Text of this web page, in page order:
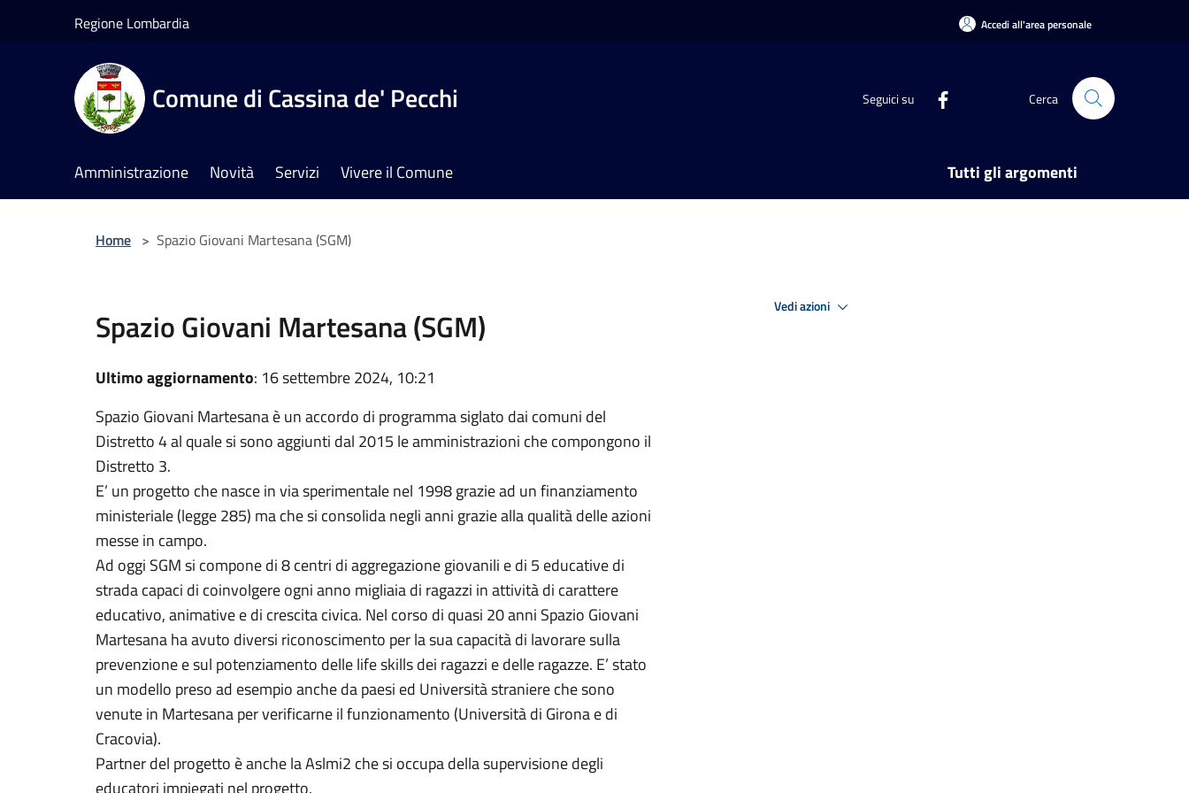
Regione Lombardia Accedi all'area personale
Comune di Cassina de' Pecchi Seguici su Cerca
Amministrazione Novità Servizi Vivere il Comune Tutti gli argomenti
Home > Spazio Giovani Martesana (SGM)
Spazio Giovani Martesana (SGM)
Ultimo aggiornamento: 16 settembre 2024, 10:21
Spazio Giovani Martesana è un accordo di programma siglato dai comuni del
Distretto 4 al quale si sono aggiunti dal 2015 le amministrazioni che compongono il
Distretto 3.
E’ un progetto che nasce in via sperimentale nel 1998 grazie ad un finanziamento
ministeriale (legge 285) ma che si consolida negli anni grazie alla qualità delle azioni
messe in campo.
Ad oggi SGM si compone di 8 centri di aggregazione giovanili e di 5 educative di
strada capaci di coinvolgere ogni anno migliaia di ragazzi in attività di carattere
educativo, animative e di crescita civica. Nel corso di quasi 20 anni Spazio Giovani
Martesana ha avuto diversi riconoscimento per la sua capacità di lavorare sulla
prevenzione e sul potenziamento delle life skills dei ragazzi e delle ragazze. E’ stato
un modello preso ad esempio anche da paesi ed Università straniere che sono
venute in Martesana per verificarne il funzionamento (Università di Girona e di
Cracovia).
Partner del progetto è anche la Aslmi2 che si occupa della supervisione degli
educatori impiegati nel progetto.
Vedi azioni